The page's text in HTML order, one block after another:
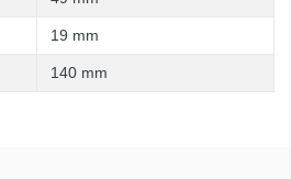
19 mm
140 mm